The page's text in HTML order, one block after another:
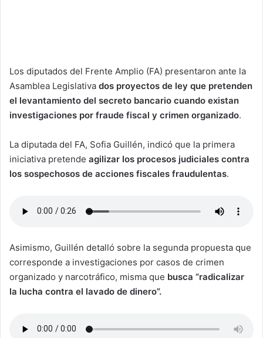
Los diputados del Frente Amplio (FA) presentaron ante la
Asamblea Legislativa dos proyectos de ley que pretenden
el levantamiento del secreto bancario cuando existan
investigaciones por fraude fiscal y crimen organizado.
La diputada del FA, Sofia Guillén, indicó que la primera
iniciativa pretende agilizar los procesos judiciales contra
los sospechosos de acciones fiscales fraudulentas.
Asimismo, Guillén detalló sobre la segunda propuesta que
corresponde a investigaciones por casos de crimen
organizado y narcotráfico, misma que busca “radicalizar
la lucha contra el lavado de dinero”.